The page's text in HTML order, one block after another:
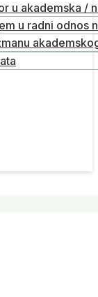
u akademska /
u radni odnos